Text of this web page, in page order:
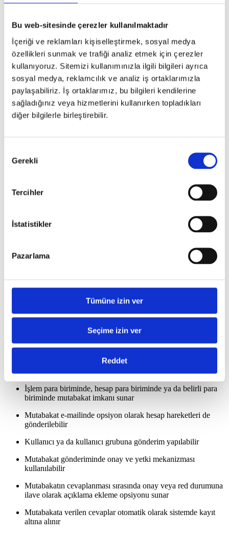
Bu web-sitesinde çerezler kullanılmaktadır
İçeriği ve reklamları kişiselleştirmek, sosyal medya
özellikleri sunmak ve trafiği analiz etmek için çerezler
kullanıyoruz. Sitemizi kullanımınızla ilgili bilgileri ayrıca
sosyal medya, reklamcılık ve analiz iş ortaklarımızla
paylaşabiliriz. İş ortaklarımız, bu bilgileri kendilerine
sağladığınız veya hizmetlerini kullanırken topladıkları
diğer bilgilerle birleştirebilir.
Seçimi
Gerekli
Tercihler
İstatistikler
Pazarlama
Tümüne izin ver
Seçime izin ver
Reddet
caniasERP Elektronik Hesap Mutabakatı – Electronic Account
çok daha kolay bir şekilde yönetebilir.
faks gibi zaman alan işlemler yerine elektronik olarak kolayca
gönderebilir, cevaplarını da yine elektronik olarak sistemlerinde
BA, BS ve cari bakiye mutabakatları elektronik olarak
Firmaya özel mutabakat gönderi formatı düzenlenebilir
Firma bazında farklı web sayfası ve mutabakat gönderim
İşlem para biriminde, hesap para biriminde ya da belirli para
biriminde mutabakat imkanı sunar
Mutabakat e-mailinde opsiyon olarak hesap hareketleri de
gönderilebilir
Kullanıcı ya da kullanıcı grubuna gönderim yapılabilir
Mutabakat gönderiminde onay ve yetki mekanizması
kullanılabilir
Mutabakatın cevaplanması sırasında onay veya red durumuna
ilave olarak açıklama ekleme opsiyonu sunar
Mutabakata verilen cevaplar otomatik olarak sistemde kayıt
altına alınır